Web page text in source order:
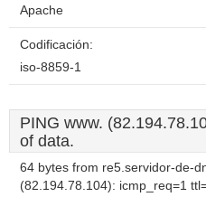
Apache
Codificación:
iso-8859-1
PING www.
of data.
64 bytes from re5.servidor-de-
(82.194.78.104): icmp_req=1